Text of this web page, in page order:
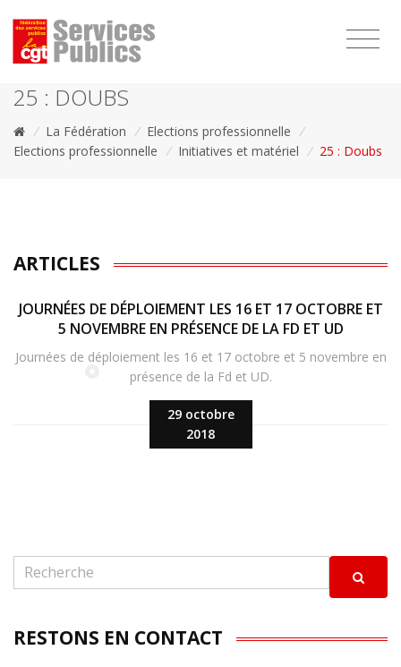
25 : DOUBS
/ La Fédération / Elections professionnelle /
Elections professionnelle / Initiatives et matériel / 25 : Doubs
ARTICLES
29 octobre
2018
JOURNÉES DE DÉPLOIEMENT LES 16 ET 17 OCTOBRE ET
5 NOVEMBRE EN PRÉSENCE DE LA FD ET UD
Journées de déploiement les 16 et 17 octobre et 5 novembre en
présence de la Fd et UD.
RESTONS EN CONTACT